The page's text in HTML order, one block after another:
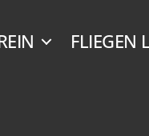
FLIEGEN